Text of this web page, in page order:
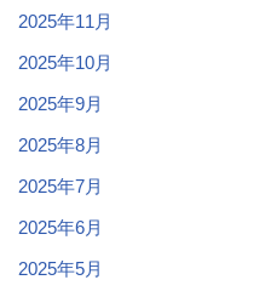
2025年11月
2025年10月
2025年9月
2025年8月
2025年7月
2025年6月
2025年5月